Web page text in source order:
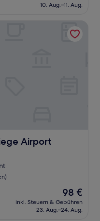
beträgt
10. Aug.–11. Aug.
Airport
Der
Preis
beträgt
98 €
inkl. Steuern & Gebühren
23. Aug.–24. Aug.